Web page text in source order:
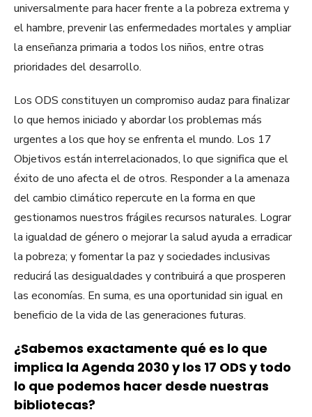
universalmente para hacer frente a la pobreza extrema y
el hambre, prevenir las enfermedades mortales y ampliar
la enseñanza primaria a todos los niños, entre otras
prioridades del desarrollo.
Los ODS constituyen un compromiso audaz para finalizar
lo que hemos iniciado y abordar los problemas más
urgentes a los que hoy se enfrenta el mundo. Los 17
Objetivos están interrelacionados, lo que significa que el
éxito de uno afecta el de otros. Responder a la amenaza
del cambio climático repercute en la forma en que
gestionamos nuestros frágiles recursos naturales. Lograr
la igualdad de género o mejorar la salud ayuda a erradicar
la pobreza; y fomentar la paz y sociedades inclusivas
reducirá las desigualdades y contribuirá a que prosperen
las economías. En suma, es una oportunidad sin igual en
beneficio de la vida de las generaciones futuras.
¿Sabemos exactamente qué es lo que
implica la Agenda 2030 y los 17 ODS y todo
lo que podemos hacer desde nuestras
bibliotecas?